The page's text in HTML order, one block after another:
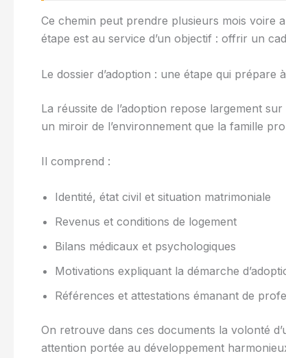
Ce chemin peut prendre plusieurs mois voire
étape est au service d’un objectif : offrir un
Le dossier d’adoption : une étape qui prépare
La réussite de l’adoption repose largement
un miroir de l’environnement que la famille
Il comprend :
Identité, état civil et situation matrimoniale
Revenus et conditions de logement
Bilans médicaux et psychologiques
Motivations expliquant la démarche
Références et attestations émanant de
On retrouve dans ces documents la volonté
attention portée au développement